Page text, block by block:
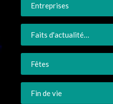
Entreprises
Faits d'actualité…
Fêtes
Fin de vie